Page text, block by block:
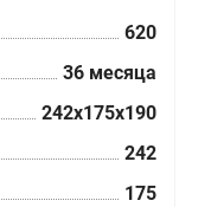
620
36 месяца
242x175x190
242
175